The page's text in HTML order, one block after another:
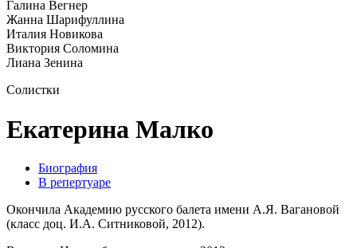
Галина Вегнер
Жанна Шарифуллина
Италия Новикова
Виктория Соломина
Лиана Зенина
Солистки
Екатерина Малко
Биография
В репертуаре
Окончила Академию русского балета имени А.Я. Вагановой
(класс доц. И.А. Ситниковой, 2012).